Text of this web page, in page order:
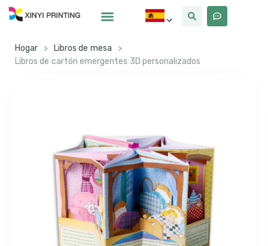
Hogar > Libros de mesa
>
Libros de cartón emergentes 3D personalizados